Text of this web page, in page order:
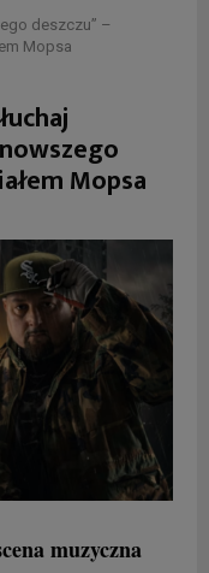
deszczu” –
Mopsa
Mopsa
muzyczna